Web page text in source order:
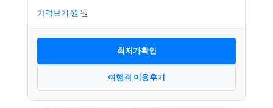
가격보기
최저가확인
여행객 이용후기